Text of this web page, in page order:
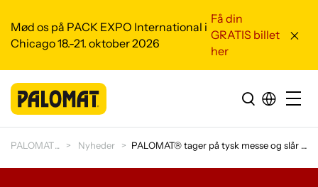
Mød os på PACK EXPO International i
Chicago 18.-21. oktober 2026
Få din
GRATIS billet
her
PALOMAT Nyheder PALOMAT® tager på tysk messe og slår salgsrekord